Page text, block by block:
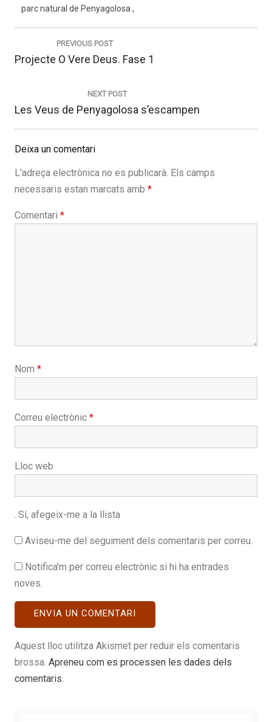
parc natural de Penyagolosa
PREVIOUS POST
Previous
Projecte O Vere Deus. Fase 1
NEXT POST
Next
post:
Les Veus de Penyagolosa s’escampen
Deixa un comentari
L'adreça electrònica no es publicarà. Els camps
necessaris estan marcats amb *
Comentari *
Nom *
Correu electrònic *
Lloc web
Sí, afegeix-me a la llista
Aviseu-me del seguiment dels comentaris per correu.
Notifica'm per correu electrònic si hi ha entrades
noves.
Aquest lloc utilitza Akismet per reduir els comentaris
brossa. Apreneu com es processen les dades dels
comentaris